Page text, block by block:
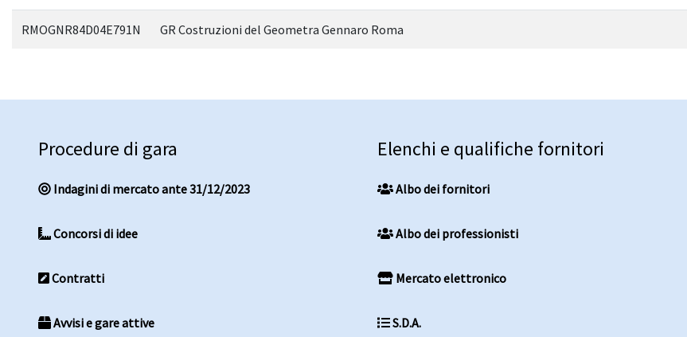
RMOGNR84D04E791N GR Costruzioni del Geometra Gennaro Roma
Procedure di gara
Indagini di mercato ante 31/12/2023
Concorsi di idee
Contratti
Avvisi e gare attive
Elenchi e qualifiche fornitori
Albo dei fornitori
Albo dei professionisti
Mercato elettronico
S.D.A.